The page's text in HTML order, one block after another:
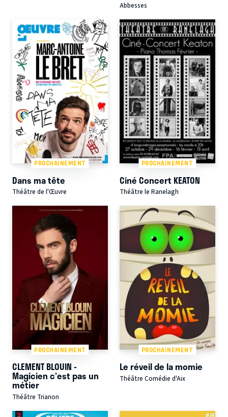
Abbesses
PROCHAINEMENT
Dans ma tête
Théâtre de l'Œuvre
PROCHAINEMENT
Ciné Concert KEATON
Théâtre le Ranelagh
PROCHAINEMENT
CLEMENT BLOUIN -
Magicien c'est pas un
métier
Théâtre Trianon
PROCHAINEMENT
Le réveil de la momie
Théâtre Comédie d'Aix